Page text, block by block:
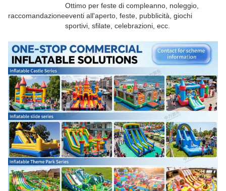
raccomandazione
Ottimo per feste di compleanno, noleggio,
eventi all'aperto, feste, pubblicità, giochi
sportivi, sfilate, celebrazioni, ecc.